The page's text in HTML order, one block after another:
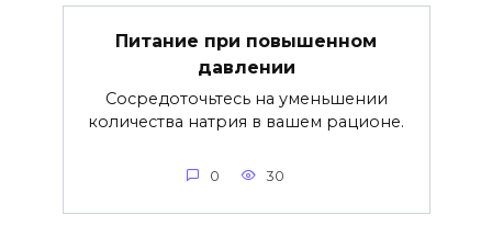
Питание при повышенном
давлении
Сосредоточьтесь на уменьшении
количества натрия в вашем рационе.
0 30